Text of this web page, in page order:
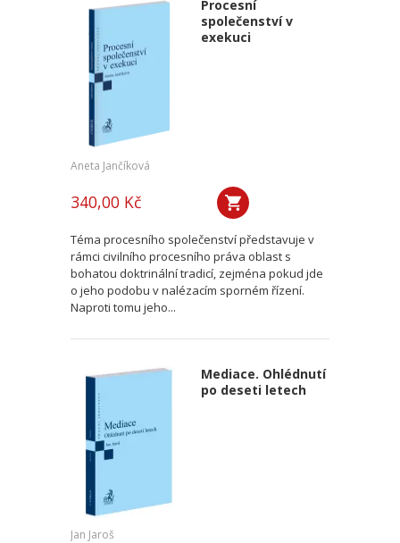
Procesní
společenství v
exekuci
Aneta Jančíková
340,00 Kč
Téma procesního společenství představuje v
rámci civilního procesního práva oblast s
bohatou doktrinální tradicí, zejména pokud jde
o jeho podobu v nalézacím sporném řízení.
Naproti tomu jeho...
Mediace. Ohlédnutí
po deseti letech
Jan Jaroš